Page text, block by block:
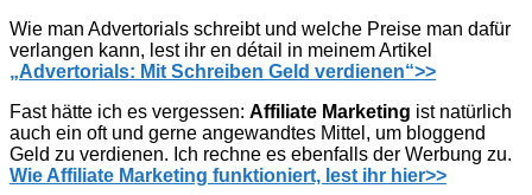
Wie man Advertorials schreibt und welche Preise man dafür
verlangen kann, lest ihr en détail in meinem Artikel
„Advertorials: Mit Schreiben Geld verdienen“>>
Fast hätte ich es vergessen: Affiliate Marketing ist natürlich
auch ein oft und gerne angewandtes Mittel, um bloggend
Geld zu verdienen. Ich rechne es ebenfalls der Werbung zu.
Wie Affiliate Marketing funktioniert, lest ihr hier>>